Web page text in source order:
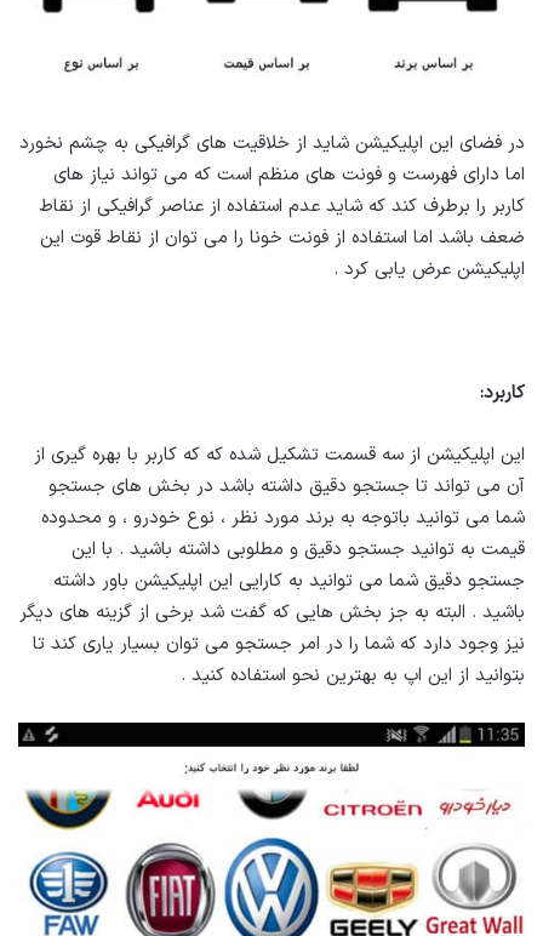
در فضای این اپلیکیشن شاید از خلاقیت های گرافیکی به چشم نخورد
اما دارای فهرست و فونت های منظم است که می تواند نیاز های
کاربر را برطرف کند که شاید عدم استفاده از عناصر گرافیکی از نقاط
ضعف باشد اما استفاده از فونت خونا را می توان از نقاط قوت این
اپلیکیشن عرض یابی کرد .
کاربرد:
این اپلیکیشن از سه قسمت تشکیل شده که که کاربر با بهره گیری از
آن می تواند تا جستجو دقیق داشته باشد در بخش های جستجو
شما می توانید باتوجه به برند مورد نظر ، نوع خودرو ، و محدوده
قیمت به توانید جستجو دقیق و مطلوبی داشته باشید . با این
جستجو دقیق شما می توانید به کارایی این اپلیکیشن باور داشته
باشید . البته به جز بخش هایی که گفت شد برخی از گزینه های دیگر
نیز وجود دارد که شما را در امر جستجو می توان بسیار یاری کند تا
بتوانید از این اپ به بهترین نحو استفاده کنید .